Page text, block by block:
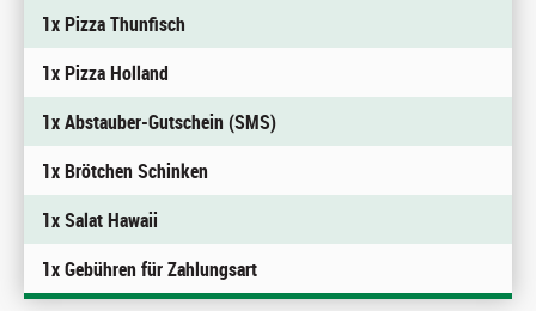
1x Pizza Thunfisch
1x Pizza Holland
1x Abstauber-Gutschein (SMS)
1x Brötchen Schinken
1x Salat Hawaii
1x Gebühren für Zahlungsart